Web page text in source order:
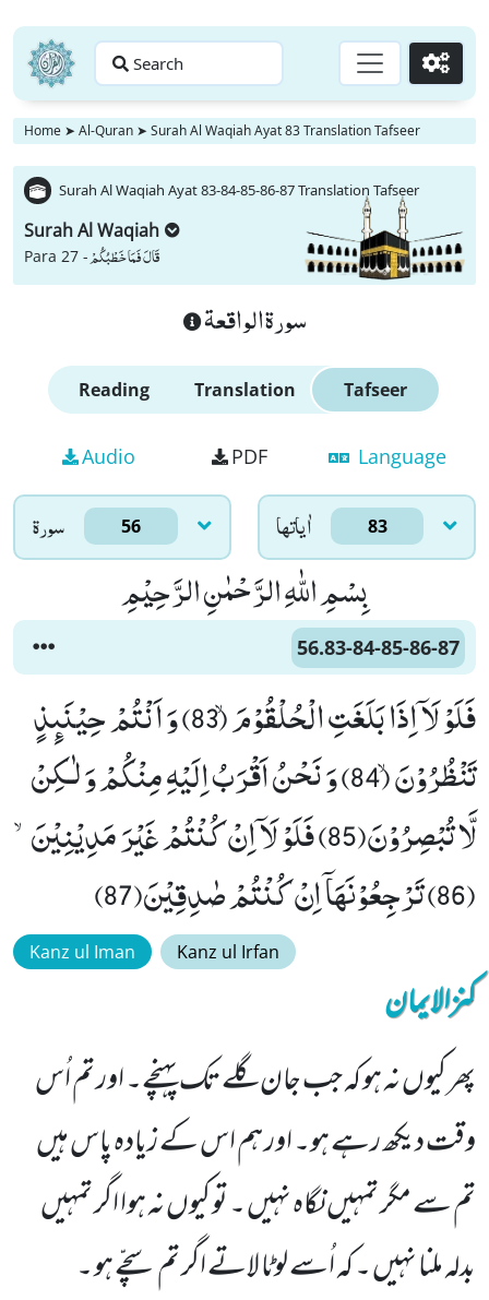
Search Go
Home ➤ Al-Quran ➤ Surah Al Waqiah Ayat 83 Translation Tafseer
Surah Al Waqiah Ayat 83-84-85-86-87 Translation Tafseer
Surah Al Waqiah
Para 27 -قَالَ فَمَا خَطْبُكُمْ
سورة الواقعة
Reading Translation Tafseer
Audio PDF Language
سورۃ 56 اٰياتها 83
بِسْمِ اللّٰهِ الرَّحْمٰنِ الرَّحِیْمِ
56.83-84-85-86-87
فَلَوْ لَاۤ اِذَا بَلَغَتِ الْحُلْقُوْمَۙ (83) وَ اَنْتُمْ حِیْنَىٕذٍ
تَنْظُرُوْنَۙ (84) وَ نَحْنُ اَقْرَبُ اِلَیْهِ مِنْكُمْ وَ لٰـكِنْ
لَّا تُبْصِرُوْنَ(85) فَلَوْ لَاۤ اِنْ كُنْتُمْ غَیْرَ مَدِیْنِیْنَۙ
(86) تَرْجِعُوْنَهَاۤ اِنْ كُنْتُمْ صٰدِقِیْنَ(87)
Kanz ul Iman Kanz ul Irfan
کنزالایمان
پھر کیوں نہ ہو کہ جب جان گلے تک پہنچے۔ اور تم اُس
وقت دیکھ رہے ہو۔ اور ہم اس کے زیادہ پاس ہیں
تم سے مگر تمہیں نگاہ نہیں ۔ تو کیوں نہ ہوا اگر تمہیں
بدلہ ملنا نہیں ۔ کہ اُسے لوٹا لاتے اگر تم سچّے ہو ۔